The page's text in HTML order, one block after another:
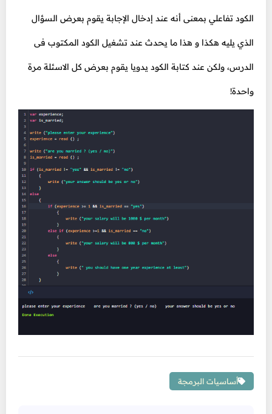
الكود تفاعلي بمعنى أنه عند إدخال الإجابة يقوم بعرض السؤال
الذي يليه هكذا و هذا ما يحدث عند تشغيل الكود المكتوب فى
الدرس، ولكن عند كتابة الكود يدويا يقوم بعرض كل الاسئلة مرة
واحدة!
أساسيات البرمجة